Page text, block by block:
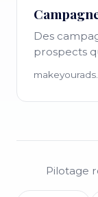
Des
prospects
Pilotage